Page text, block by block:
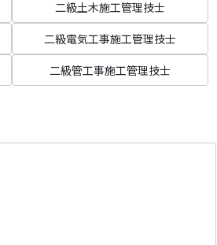
二級土木施工管理技士
二級電気工事施工管理技士
二級管工事施工管理技士